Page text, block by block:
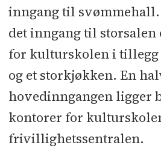
inngang til svømmehall.
det inngang til
for kulturskolen i
og et storkjøkken. En
hovedinngangen ligger
kontorer for
frivillighetssentralen.